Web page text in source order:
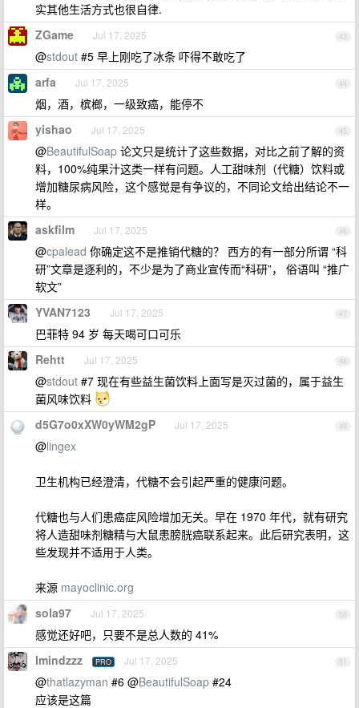
实其他生活方式也很自律.
43
ZGame Jul 17, 2025
@stdout #5 早上刚吃了冰条 吓得不敢吃了
44
arfa Jul 17, 2025
烟，酒，槟榔，一级致癌，能停不
45
yishao Jul 17, 2025
@BeautifulSoap 论文只是统计了这些数据，对比之前了解的资
料，100%纯果汁这类一样有问题。人工甜味剂（代糖）饮料或
增加糖尿病风险，这个感觉是有争议的，不同论文给出结论不一
样。
46
askfilm Jul 17, 2025
@cpalead 你确定这不是推销代糖的？ 西方的有一部分所谓 “科
研”文章是逐利的，不少是为了商业宣传而“科研”， 俗语叫 “推广
软文”
47
YVAN7123 Jul 17, 2025
巴菲特 94 岁 每天喝可口可乐
48
Rehtt Jul 17, 2025
@stdout #7 现在有些益生菌饮料上面写是灭过菌的，属于益生
菌风味饮料
49
d5G7o0xXW0yWM2gP Jul 17, 2025
@lingex
卫生机构已经澄清，代糖不会引起严重的健康问题。
代糖也与人们患癌症风险增加无关。早在 1970 年代，就有研究
将人造甜味剂糖精与大鼠患膀胱癌联系起来。此后研究表明，这
些发现并不适用于人类。
来源 mayoclinic.org
50
sola97 Jul 17, 2025
感觉还好吧，只要不是总人数的 41%
51
Imindzzz PRO Jul 17, 2025
@thatlazyman #6 @BeautifulSoap #24
应该是这篇